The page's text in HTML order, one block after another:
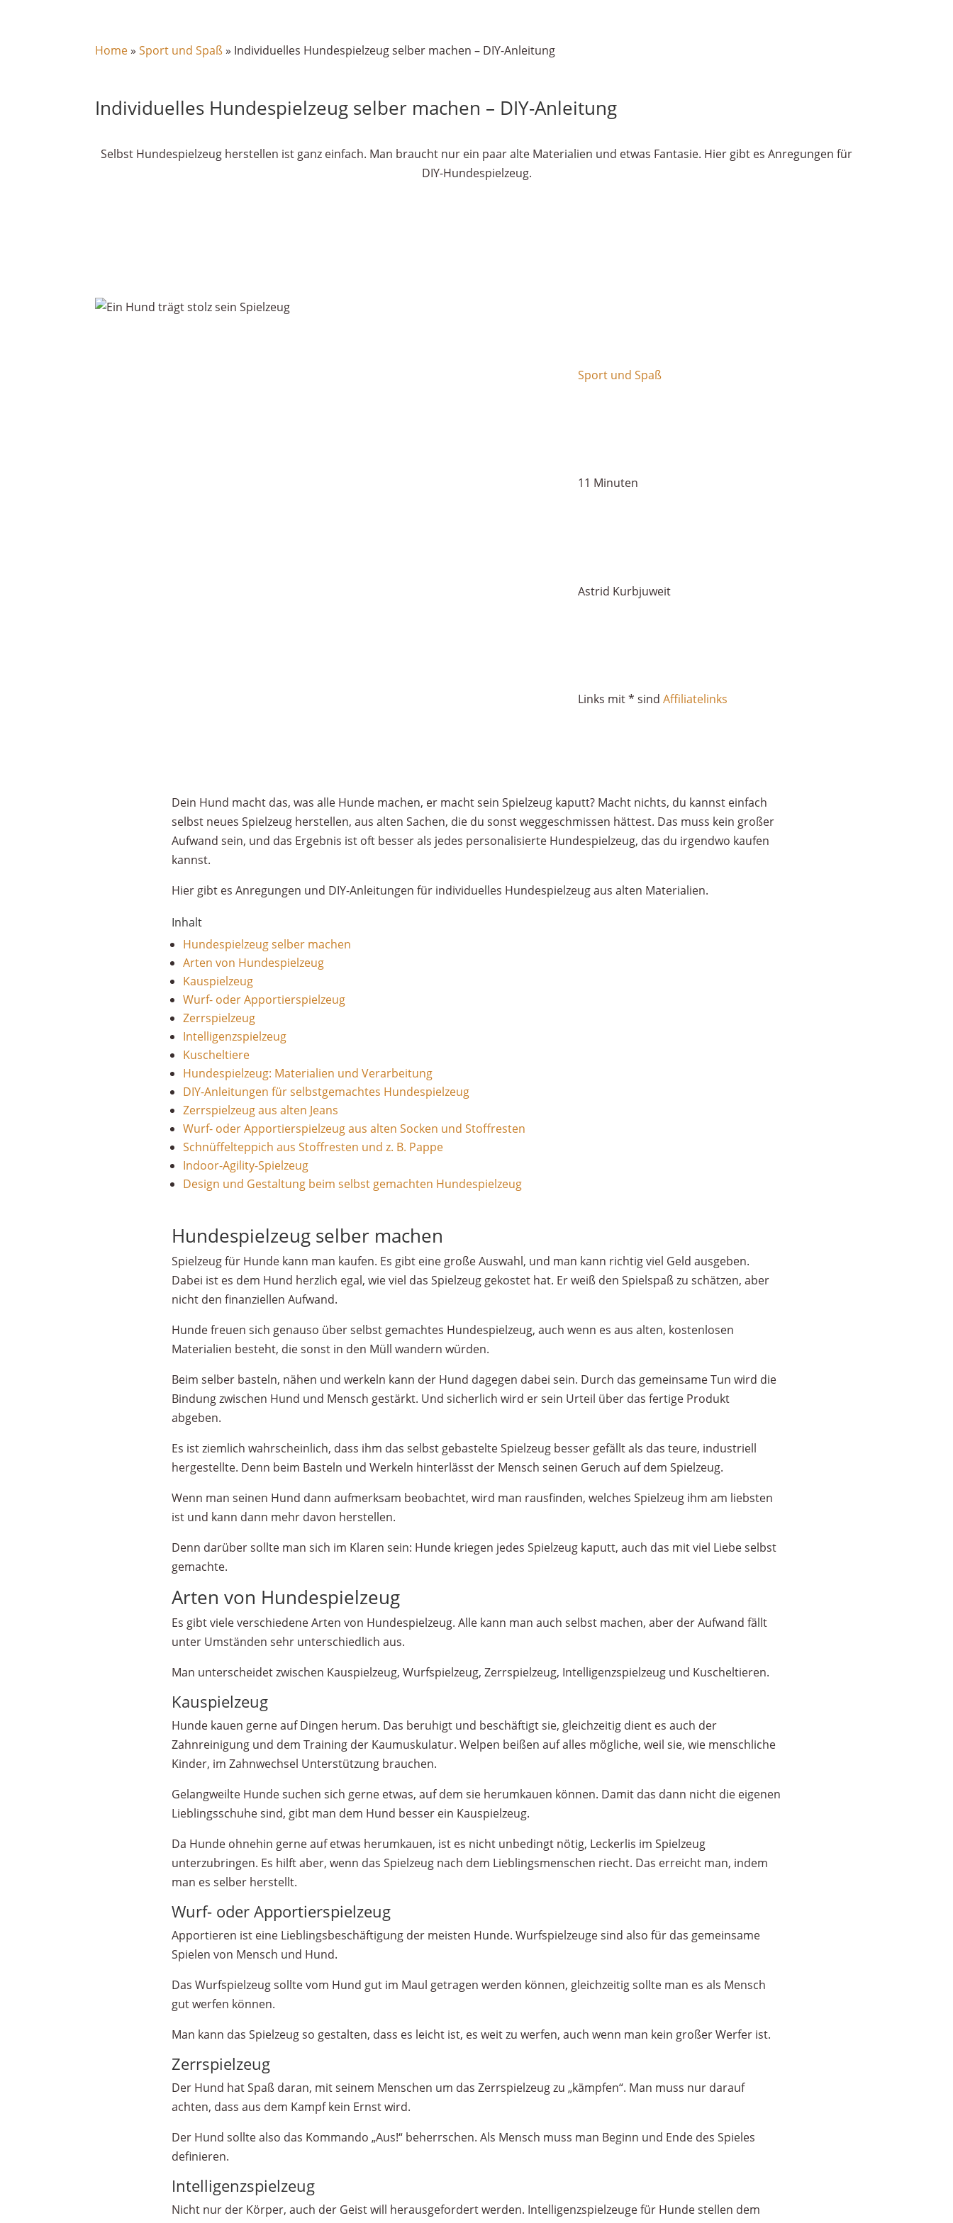
Home»Sport und Spaß» Individuelles Hundespielzeug selber machen – DIY-Anleitung
Individuelles Hundespielzeug selber machen – DIY-Anleitung
Selbst Hundespielzeug herstellen ist ganz einfach. Man braucht nur ein paar alte Materialien und etwas Fantasie. Hier gibt es Anregungen für
DIY-Hundespielzeug.
Sport und Spaß
11 Minuten
Astrid Kurbjuweit
Links mit * sind Affiliatelinks
Dein Hund macht das, was alle Hunde machen, er macht sein Spielzeug kaputt? Macht nichts, du kannst einfach
selbst neues Spielzeug herstellen, aus alten Sachen, die du sonst weggeschmissen hättest. Das muss kein großer
Aufwand sein, und das Ergebnis ist oft besser als jedes personalisierte Hundespielzeug, das du irgendwo kaufen
kannst.
Hier gibt es Anregungen und DIY-Anleitungen für individuelles Hundespielzeug aus alten Materialien.
Inhalt
Hundespielzeug selber machen
Arten von Hundespielzeug
Kauspielzeug
Wurf- oder Apportierspielzeug
Zerrspielzeug
Intelligenzspielzeug
Kuscheltiere
Hundespielzeug: Materialien und Verarbeitung
DIY-Anleitungen für selbstgemachtes Hundespielzeug
Zerrspielzeug aus alten Jeans
Wurf- oder Apportierspielzeug aus alten Socken und Stoffresten
Schnüffelteppich aus Stoffresten und z. B. Pappe
Indoor-Agility-Spielzeug
Design und Gestaltung beim selbst gemachten Hundespielzeug
Hundespielzeug selber machen
Spielzeug für Hunde kann man kaufen. Es gibt eine große Auswahl, und man kann richtig viel Geld ausgeben.
Dabei ist es dem Hund herzlich egal, wie viel das Spielzeug gekostet hat. Er weiß den Spielspaß zu schätzen, aber
nicht den finanziellen Aufwand.
Hunde freuen sich genauso über selbst gemachtes Hundespielzeug, auch wenn es aus alten, kostenlosen
Materialien besteht, die sonst in den Müll wandern würden.
Beim selber basteln, nähen und werkeln kann der Hund dagegen dabei sein. Durch das gemeinsame Tun wird die
Bindung zwischen Hund und Mensch gestärkt. Und sicherlich wird er sein Urteil über das fertige Produkt
abgeben.
Es ist ziemlich wahrscheinlich, dass ihm das selbst gebastelte Spielzeug besser gefällt als das teure, industriell
hergestellte. Denn beim Basteln und Werkeln hinterlässt der Mensch seinen Geruch auf dem Spielzeug.
Wenn man seinen Hund dann aufmerksam beobachtet, wird man rausfinden, welches Spielzeug ihm am liebsten
ist und kann dann mehr davon herstellen.
Denn darüber sollte man sich im Klaren sein: Hunde kriegen jedes Spielzeug kaputt, auch das mit viel Liebe selbst
gemachte.
Arten von Hundespielzeug
Es gibt viele verschiedene Arten von Hundespielzeug. Alle kann man auch selbst machen, aber der Aufwand fällt
unter Umständen sehr unterschiedlich aus.
Man unterscheidet zwischen Kauspielzeug, Wurfspielzeug, Zerrspielzeug, Intelligenzspielzeug und Kuscheltieren.
Kauspielzeug
Hunde kauen gerne auf Dingen herum. Das beruhigt und beschäftigt sie, gleichzeitig dient es auch der
Zahnreinigung und dem Training der Kaumuskulatur. Welpen beißen auf alles mögliche, weil sie, wie menschliche
Kinder, im Zahnwechsel Unterstützung brauchen.
Gelangweilte Hunde suchen sich gerne etwas, auf dem sie herumkauen können. Damit das dann nicht die eigenen
Lieblingsschuhe sind, gibt man dem Hund besser ein Kauspielzeug.
Da Hunde ohnehin gerne auf etwas herumkauen, ist es nicht unbedingt nötig, Leckerlis im Spielzeug
unterzubringen. Es hilft aber, wenn das Spielzeug nach dem Lieblingsmenschen riecht. Das erreicht man, indem
man es selber herstellt.
Wurf- oder Apportierspielzeug
Apportieren ist eine Lieblingsbeschäftigung der meisten Hunde. Wurfspielzeuge sind also für das gemeinsame
Spielen von Mensch und Hund.
Das Wurfspielzeug sollte vom Hund gut im Maul getragen werden können, gleichzeitig sollte man es als Mensch
gut werfen können.
Man kann das Spielzeug so gestalten, dass es leicht ist, es weit zu werfen, auch wenn man kein großer Werfer ist.
Zerrspielzeug
Der Hund hat Spaß daran, mit seinem Menschen um das Zerrspielzeug zu „kämpfen“. Man muss nur darauf
achten, dass aus dem Kampf kein Ernst wird.
Der Hund sollte also das Kommando „Aus!“ beherrschen. Als Mensch muss man Beginn und Ende des Spieles
definieren.
Intelligenzspielzeug
Nicht nur der Körper, auch der Geist will herausgefordert werden. Intelligenzspielzeuge für Hunde stellen dem